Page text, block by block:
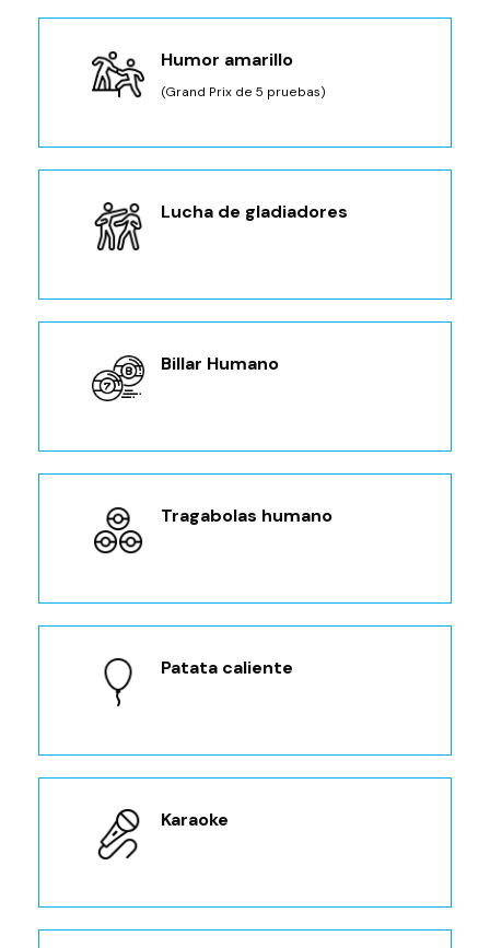
Humor amarillo
(Grand Prix de 5 pruebas)
Lucha de gladiadores
Billar Humano
Tragabolas humano
Patata caliente
Karaoke